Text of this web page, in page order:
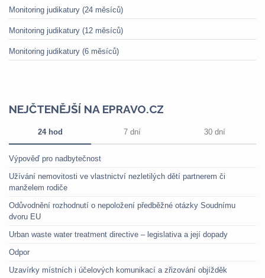
Monitoring judikatury (24 měsíců)
Monitoring judikatury (12 měsíců)
Monitoring judikatury (6 měsíců)
NEJČTENĚJŠÍ NA EPRAVO.CZ
24 hod 7 dní 30 dní
Výpověď pro nadbytečnost
Užívání nemovitosti ve vlastnictví nezletilých dětí partnerem či
manželem rodiče
Odůvodnění rozhodnutí o nepoložení předběžné otázky Soudnímu
dvoru EU
Urban waste water treatment directive – legislativa a její dopady
Odpor
Uzavírky místních i účelových komunikací a zřizování objížděk